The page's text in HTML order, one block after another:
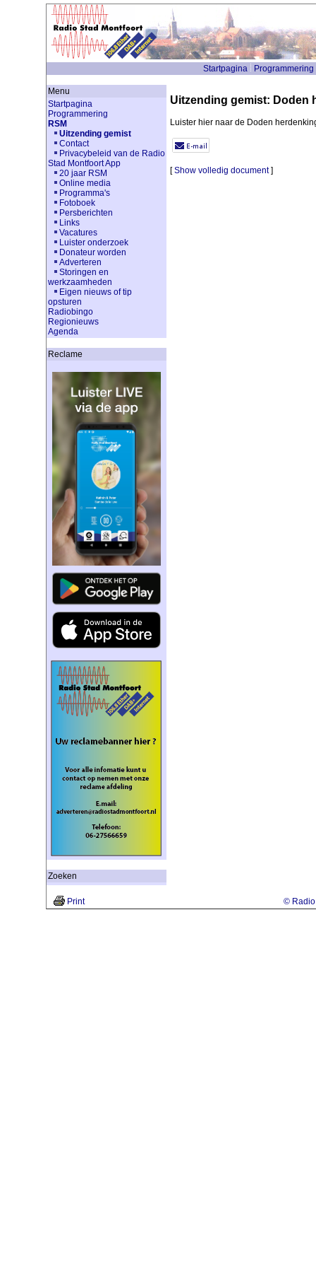
Startpagina Programmering
Menu
Startpagina
Programmering
RSM
Uitzending gemist
Contact
Privacybeleid van de Radio
Stad Montfoort App
20 jaar RSM
Online media
Programma's
Fotoboek
Persberichten
Links
Vacatures
Luister onderzoek
Donateur worden
Adverteren
Storingen en
werkzaamheden
Eigen nieuws of tip
opsturen
Radiobingo
Regionieuws
Agenda
Reclame
Zoeken
Uitzending gemist: Doden
Luister hier naar de Doden
[Show volledig document]
Print © Radio